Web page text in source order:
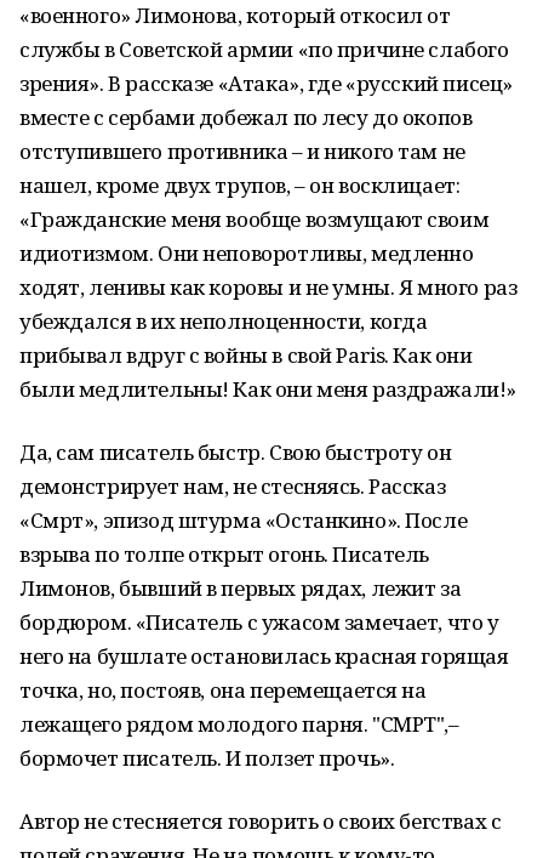
«военного» Лимонова, который откосил от
службы в Советской армии «по причине слабого
зрения». В рассказе «Атака», где «русский писец»
вместе с сербами добежал по лесу до окопов
отступившего противника – и никого там не
нашел, кроме двух трупов, – он восклицает:
«Гражданские меня вообще возмущают своим
идиотизмом. Они неповоротливы, медленно
ходят, ленивы как коровы и не умны. Я много раз
убеждался в их неполноценности, когда
прибывал вдруг с войны в свой Paris. Как они
были медлительны! Как они меня раздражали!»
Да, сам писатель быстр. Свою быстроту он
демонстрирует нам, не стесняясь. Рассказ
«Смрт», эпизод штурма «Останкино». После
взрыва по толпе открыт огонь. Писатель
Лимонов, бывший в первых рядах, лежит за
бордюром. «Писатель с ужасом замечает, что у
него на бушлате остановилась красная горящая
точка, но, постояв, она перемещается на
лежащего рядом молодого парня. "СМРТ",–
бормочет писатель. И ползет прочь».
Автор не стесняется говорить о своих бегствах с